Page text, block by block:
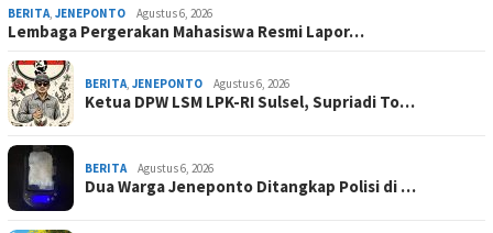
BERITA, JENEPONTO Agustus 6, 2026
Lembaga Pergerakan Mahasiswa Resmi Lapor…
BERITA, JENEPONTO Agustus 6, 2026
Ketua DPW LSM LPK-RI Sulsel, Supriadi To…
BERITA Agustus 6, 2026
Dua Warga Jeneponto Ditangkap Polisi di …